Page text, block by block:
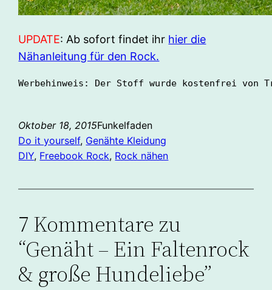
UPDATE: Ab sofort findet ihr hier die
Nähanleitung für den Rock.
Werbehinweis: Der Stoff wurde kostenfrei von
Oktober 18, 2015Funkelfaden
Do it yourself, Genähte Kleidung
DIY, Freebook Rock, Rock nähen
7 Kommentare zu
“Genäht – Ein Faltenrock
& große Hundeliebe”